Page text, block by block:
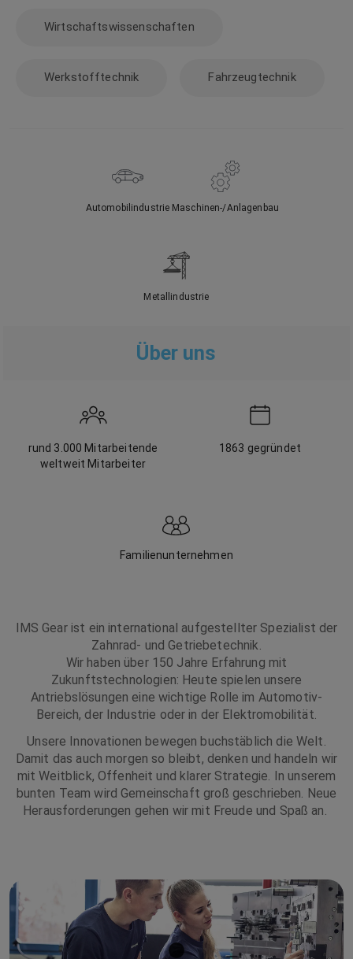
Wirtschaftswissenschaften
Werkstofftechnik Fahrzeugtechnik
Automobilindustrie Maschinen-/Anlagenbau
Metallindustrie
Über uns
rund 3.000 Mitarbeitende
weltweit Mitarbeiter
1863 gegründet
Familienunternehmen
IMS Gear ist ein international aufgestellter Spezialist der
Zahnrad- und Getriebetechnik.
Wir haben über 150 Jahre Erfahrung mit
Zukunftstechnologien: Heute spielen unsere
Antriebslösungen eine wichtige Rolle im Automotiv-
Bereich, der Industrie oder in der Elektromobilität.
Unsere Innovationen bewegen buchstäblich die Welt.
Damit das auch morgen so bleibt, denken und handeln wir
mit Weitblick, Offenheit und klarer Strategie. In unserem
bunten Team wird Gemeinschaft groß geschrieben. Neue
Herausforderungen gehen wir mit Freude und Spaß an.